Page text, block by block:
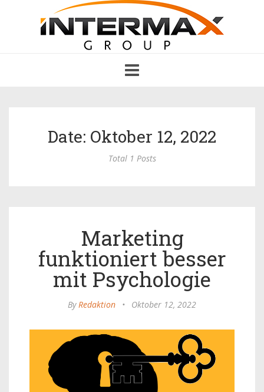
navigation
Date: Oktober 12, 2022
Total 1 Posts
Marketing
funktioniert besser
mit Psychologie
ByRedaktion • Oktober 12, 2022